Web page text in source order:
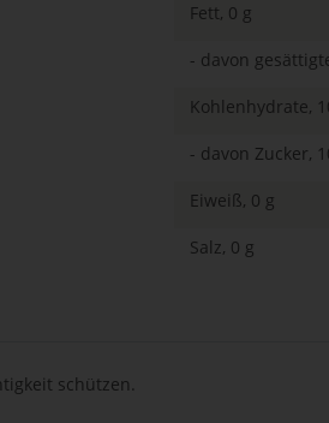
Fett, 0 g
- davon
Kohlenhydrate,
- davon Zucker,
Eiweiß, 0 g
Salz, 0 g
schützen.